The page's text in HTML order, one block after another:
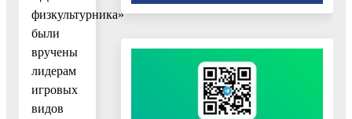
физкультурника»
были
вручены
лидерам
игровых
видов